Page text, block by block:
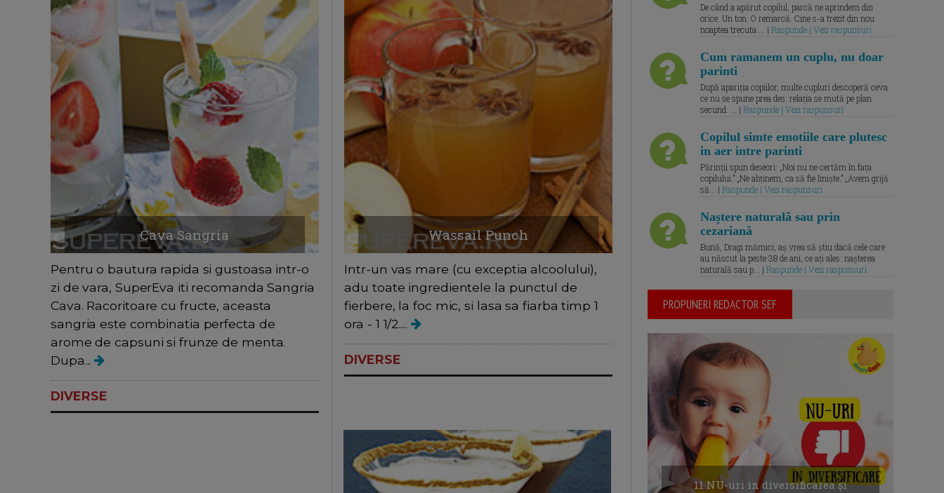
Cava Sangria
Pentru o bautura rapida si gustoasa intr-o
zi de vara, SuperEva iti recomanda Sangria
Cava. Racoritoare cu fructe, aceasta
sangria este combinatia perfecta de
arome de capsuni si frunze de menta.
Dupa...
DIVERSE
Wassail Punch
Intr-un vas mare (cu exceptia alcoolului),
adu toate ingredientele la punctul de
fierbere, la foc mic, si lasa sa fiarba timp 1
ora - 1 1/2....
DIVERSE
De când a apărut copilul, parcă ne aprindem din
orice. Un ton. O remarcă. Cine s-a trezit din nou
noaptea trecuta.... | Raspunde | Vezi raspunsuri
Cum ramanem un cuplu, nu doar
parinti
După apariția copiilor, multe cupluri descoperă ceva
ce nu se spune prea des: relația se mută pe plan
secund. ... | Raspunde | Vezi raspunsuri
Copilul simte emotiile care plutesc
in aer intre parinti
Părinții spun deseori: „Noi nu ne certăm în fața
copilului.” „Ne abținem, ca să fie liniște.” „Avem grijă
să... | Raspunde | Vezi raspunsuri
Naștere naturală sau prin
cezariană
Bună, Dragi mămici, aș vrea să știu dacă cele care
au născut la peste 38 de ani, ce ați ales: nașterea
naturală sau p... | Raspunde | Vezi raspunsuri
PROPUNERI REDACTOR SEF
11 NU-uri in diversificarea și